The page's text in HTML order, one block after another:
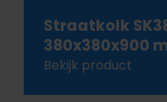
Straatkolk
380x380x900
Bekijk product